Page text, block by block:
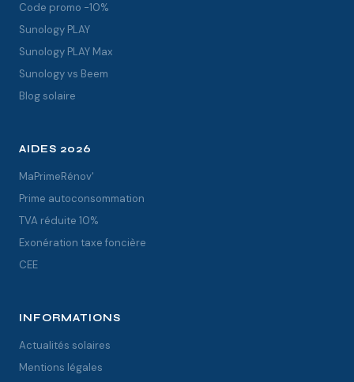
Code promo -10%
Sunology PLAY
Sunology PLAY Max
Sunology vs Beem
Blog solaire
AIDES 2026
MaPrimeRénov'
Prime autoconsommation
TVA réduite 10%
Exonération taxe foncière
CEE
INFORMATIONS
Actualités solaires
Mentions légales